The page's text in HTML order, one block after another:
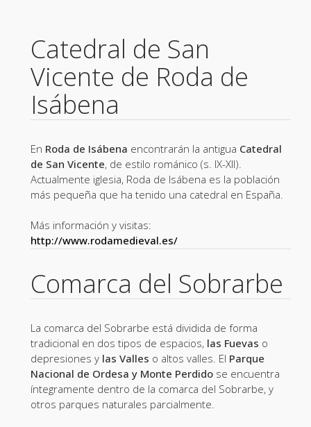
Catedral de San
Vicente de Roda de
Isábena
En Roda de Isábena encontrarán la antigua Catedral
de San Vicente, de estilo románico (s. IX-XII).
Actualmente iglesia, Roda de Isábena es la población
más pequeña que ha tenido una catedral en España.
Más información y visitas:
http://www.rodamedieval.es/
Comarca del Sobrarbe
La comarca del Sobrarbe está dividida de forma
tradicional en dos tipos de espacios, las Fuevas o
depresiones y las Valles o altos valles. El Parque
Nacional de Ordesa y Monte Perdidose encuentra
íntegramente dentro de la comarca del Sobrarbe, y
otros parques naturales parcialmente.